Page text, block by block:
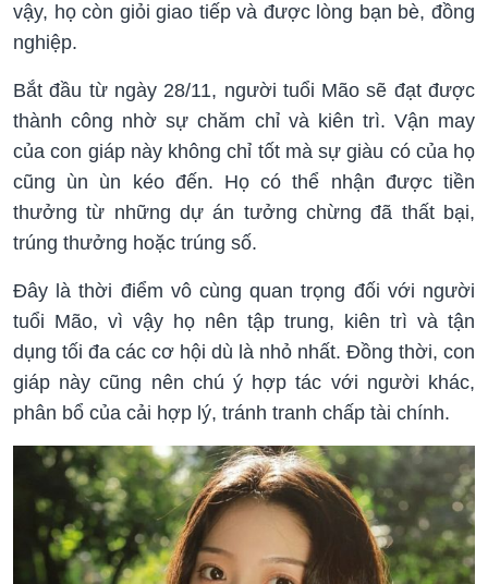
vậy, họ còn giỏi giao tiếp và được lòng bạn bè, đồng
nghiệp.
Bắt đầu từ ngày 28/11, người tuổi Mão sẽ đạt được
thành công nhờ sự chăm chỉ và kiên trì. Vận may
của con giáp này không chỉ tốt mà sự giàu có của họ
cũng ùn ùn kéo đến. Họ có thể nhận được tiền
thưởng từ những dự án tưởng chừng đã thất bại,
trúng thưởng hoặc trúng số.
Đây là thời điểm vô cùng quan trọng đối với người
tuổi Mão, vì vậy họ nên tập trung, kiên trì và tận
dụng tối đa các cơ hội dù là nhỏ nhất. Đồng thời, con
giáp này cũng nên chú ý hợp tác với người khác,
phân bổ của cải hợp lý, tránh tranh chấp tài chính.